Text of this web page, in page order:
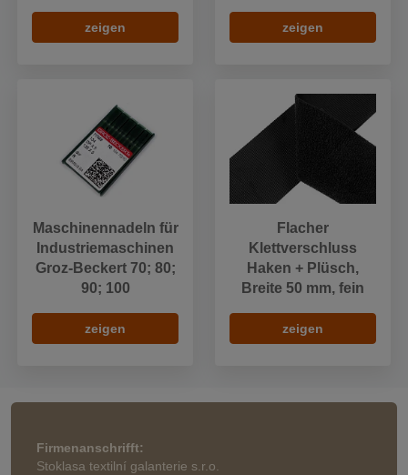
zeigen zeigen
Maschinennadeln für
Industriemaschinen
Groz-Beckert 70; 80;
90; 100
zeigen
Flacher
Klettverschluss
Haken + Plüsch,
Breite 50 mm, fein
zeigen
Firmenanschrifft:
Stoklasa textilní galanterie s.r.o.